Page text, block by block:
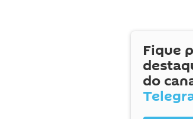
Fique
do